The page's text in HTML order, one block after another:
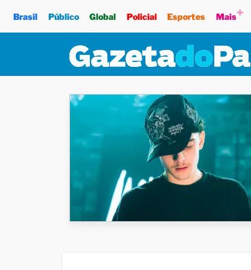
Brasil Público Global Policial Esportes Mais+